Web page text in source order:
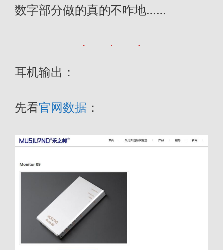
数字部分做的真的不咋地……
耳机输出：
先看官网数据 ：